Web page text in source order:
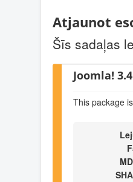
Atjaunot
Šīs sadaļas
Joomla!
This package